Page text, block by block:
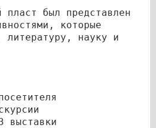
пласт был представлен
которые
литературу, науку и
выставки